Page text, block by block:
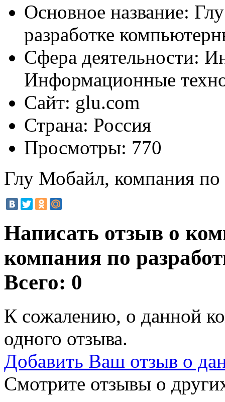
Основное название:
разработке
Сфера деятельности:
Информационные
Сайт: glu.com
Страна: Россия
Просмотры: 770
Глу Мобайл, компания по
Написать отзыв о
компания по
Всего: 0
К сожалению, о данной
одного отзыва.
Добавить Ваш отзыв о
Смотрите отзывы о